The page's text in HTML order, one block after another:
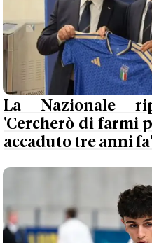
La Nazionale
'Cercherò di farmi
accaduto tre anni fa'